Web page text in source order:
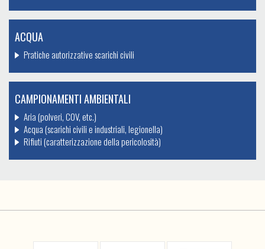
ACQUA
Pratiche autorizzative scarichi civili
CAMPIONAMENTI AMBIENTALI
Aria (polveri, COV, etc.)
Acqua (scarichi civili e industriali, legionella)
Rifiuti (caratterizzazione della pericolosità)